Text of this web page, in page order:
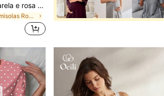
Camisola feminina amarela e rosa com detalhes em renda e costas abertas.
em Camisolas Roupa de lazer feminina